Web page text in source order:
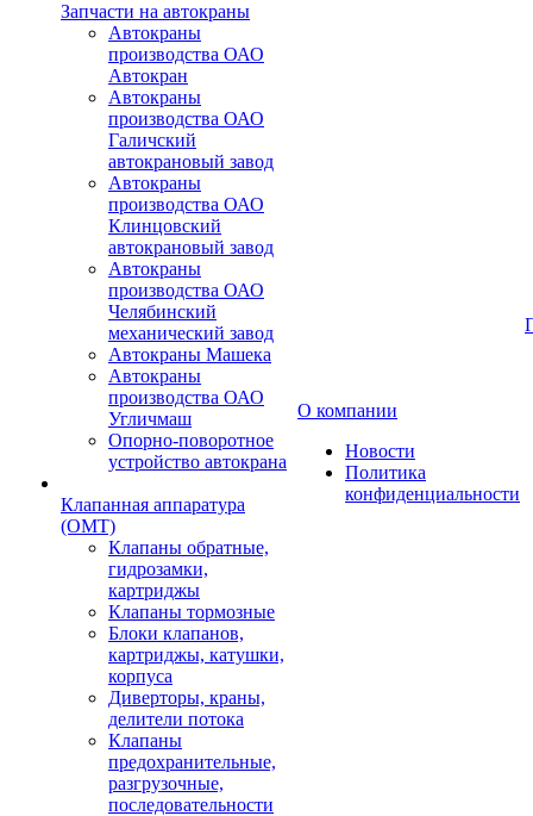
Запчасти на автокраны
Автокраны
производства ОАО
Автокран
Автокраны
производства ОАО
Галичский
автокрановый завод
Автокраны
производства ОАО
Клинцовский
автокрановый завод
Автокраны
производства ОАО
Челябинский
механический завод
Автокраны Машека
Автокраны
производства ОАО
Угличмаш
Опорно-поворотное
устройство автокрана
Клапанная аппаратура
(OMT)
Клапаны обратные,
гидрозамки,
картриджы
Клапаны тормозные
Блоки клапанов,
картриджы, катушки,
корпуса
Диверторы, краны,
делители потока
Клапаны
предохранительные,
разгрузочные,
последовательности
О компании
Новости
Политика
конфиденциальности